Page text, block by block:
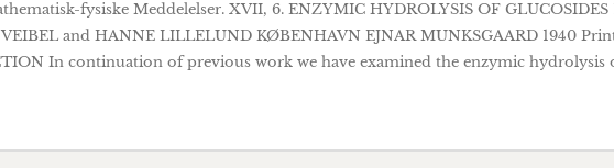
fysiske Meddelelser. XVII, 6. ENZYMIC HYDROLYSIS OF GLUCOSIDES
and HANNE LILLELUND KØBENHAVN EJNAR MUNKSGAARD 1940
In continuation of previous work we have examined the enzymic hydrolysis